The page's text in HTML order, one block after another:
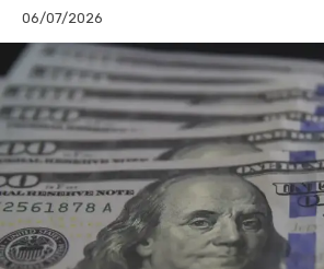
06/07/2026